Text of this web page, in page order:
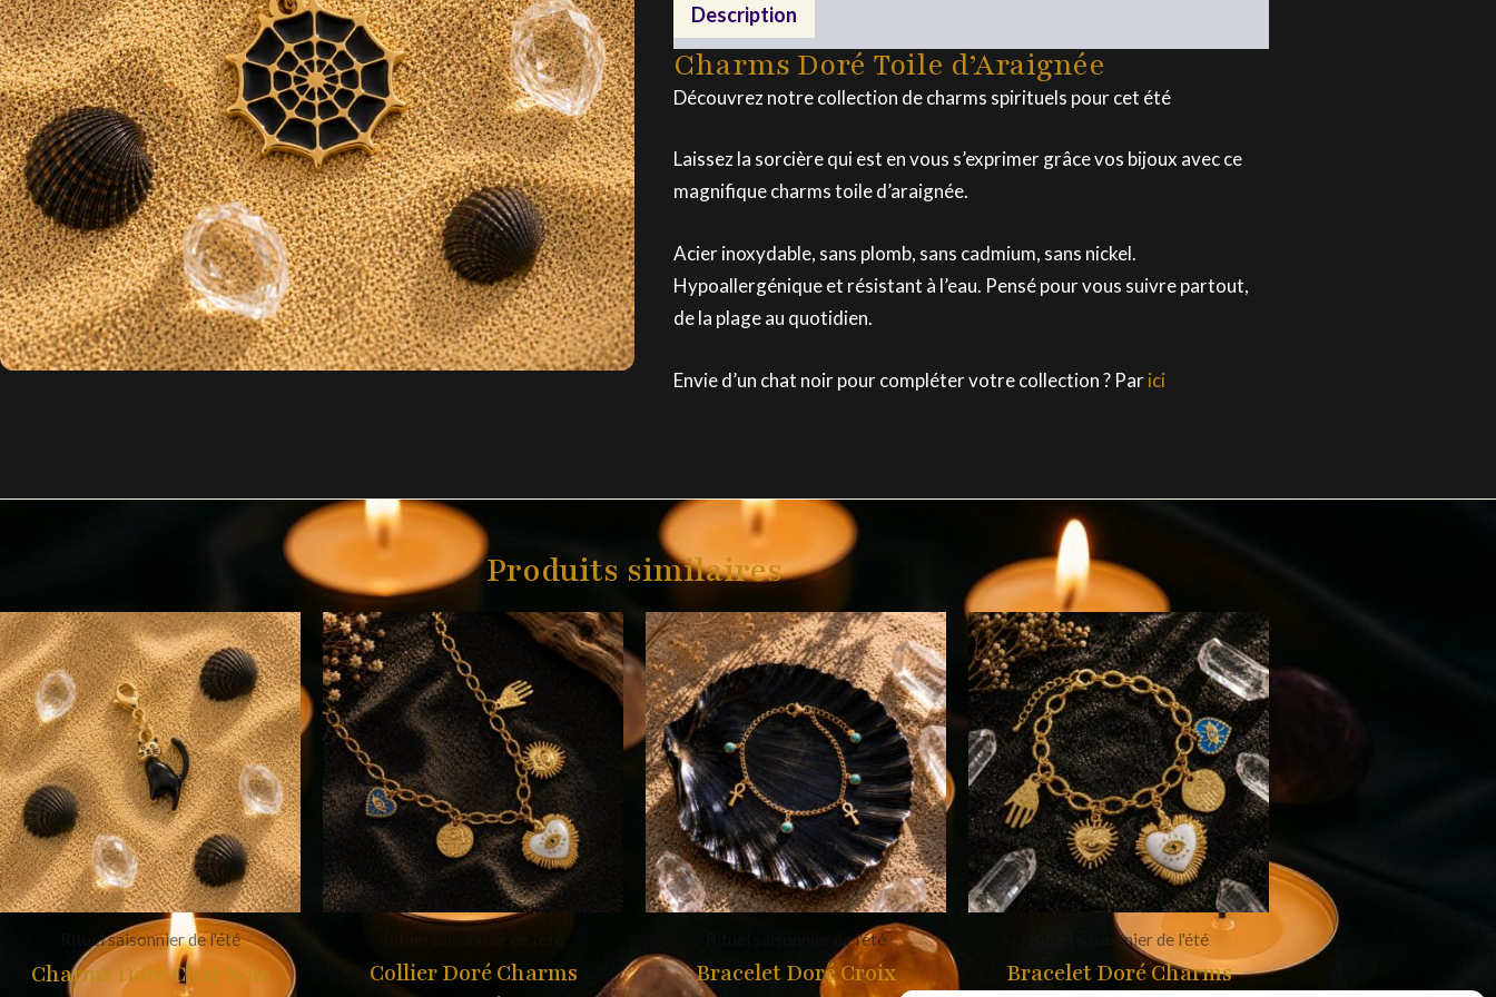
ToileDescription
Charms Doré Toile d’Araignée
Découvrez notre collection de charms spirituels pour cet été
Laissez la sorcière qui est en vous s’exprimer grâce vos bijoux avec ce
magnifique charms toile d’araignée.
Acier inoxydable, sans plomb, sans cadmium, sans nickel.
Hypoallergénique et résistant à l’eau. Pensé pour vous suivre partout,
de la plage au quotidien.
Envie d’un chat noir pour compléter votre collection ? Parici
Produits similaires
Rituel saisonnier de l'été
Charms Doré Chat Noir
Collier Doré Charms
Rituel saisonnier de l'été
Bracelet Doré Croix
Rituel saisonnier de l'été
Bracelet Doré Charms